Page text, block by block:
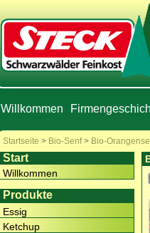
Willkommen
Startseite > Bio-Senf> Bio-
Start
Willkommen
Produkte
Essig
Ketchup